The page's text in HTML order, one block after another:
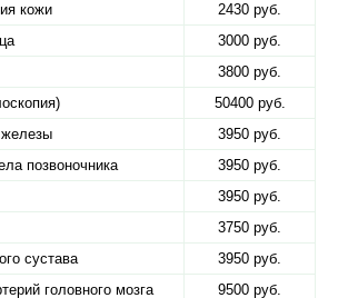
кожи
2430 руб.
3000 руб.
3800 руб.
50400 руб.
3950 руб.
позвоночника
3950 руб.
3950 руб.
3750 руб.
сустава
3950 руб.
головного мозга
9500 руб.